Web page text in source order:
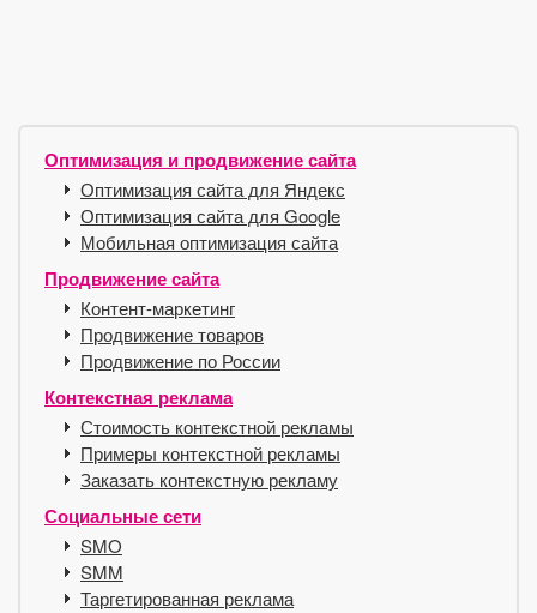
Оптимизация и продвижение сайта
Оптимизация сайта для Яндекс
Оптимизация сайта для Google
Мобильная оптимизация сайта
Продвижение сайта
Контент-маркетинг
Продвижение товаров
Продвижение по России
Контекстная реклама
Стоимость контекстной рекламы
Примеры контекстной рекламы
Заказать контекстную рекламу
Социальные сети
SMO
SMM
Таргетированная реклама